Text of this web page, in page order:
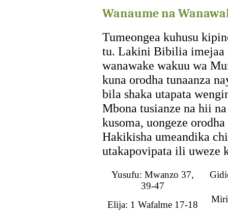
Wanaume na
Tumeongea kuhusu
tu. Lakini Bibilia imejaa
wanawake wakuu wa
kuna orodha tunaanza
bila shaka utapata
Mbona tusianze na hii
kusoma, uongeze
Hakikisha umeandika
utakapovipata ili uweze
Yusufu: Mwanzo 37,
39-47
Elija: 1 Wafalme 17-18